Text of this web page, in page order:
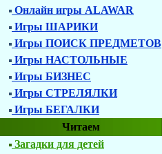
Онлайн игры ALAWAR
Игры ШАРИКИ
Игры ПОИСК ПРЕДМЕТОВ
Игры НАСТОЛЬНЫЕ
Игры БИЗНЕС
Игры СТРЕЛЯЛКИ
Игры БЕГАЛКИ
Читаем
Загадки для детей